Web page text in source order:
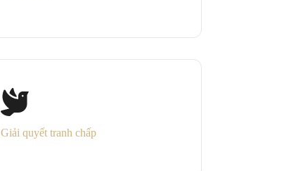
Giải quyết tranh chấp